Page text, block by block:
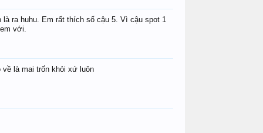
là ra huhu. Em rất thích số cậu 5. Vì cậu spot 1
với.
về là mai trốn khỏi xứ luôn